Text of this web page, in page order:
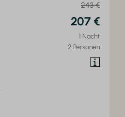
243 €
207 €
1 Nacht
2 Personen